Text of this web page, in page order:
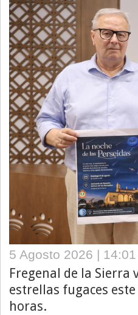
5 Agosto 2026 | 14:01
Fregenal de la
estrellas fugaces
horas.